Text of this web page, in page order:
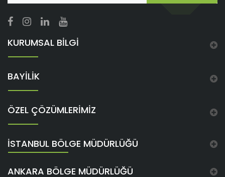
KURUMSAL BİLGİ
BAYİLİK
ÖZEL ÇÖZÜMLERİMİZ
İSTANBUL BÖLGE MÜDÜRLÜĞÜ
ANKARA BÖLGE MÜDÜRLÜĞÜ